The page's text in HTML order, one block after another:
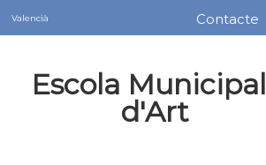
Vés
al
Valencià
Menú
superior
Contacte
Escola Municipal
d'Art